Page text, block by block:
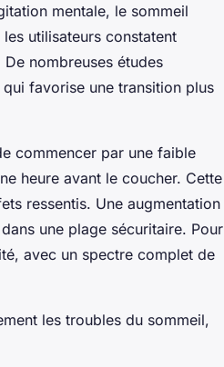
mentale, le sommeil
utilisateurs constatent
nombreuses études
favorise une transition plus
commencer par une faible
heure avant le coucher. Cette
ressentis. Une augmentation
une plage sécuritaire. Pour
avec un spectre complet de
les troubles du sommeil,